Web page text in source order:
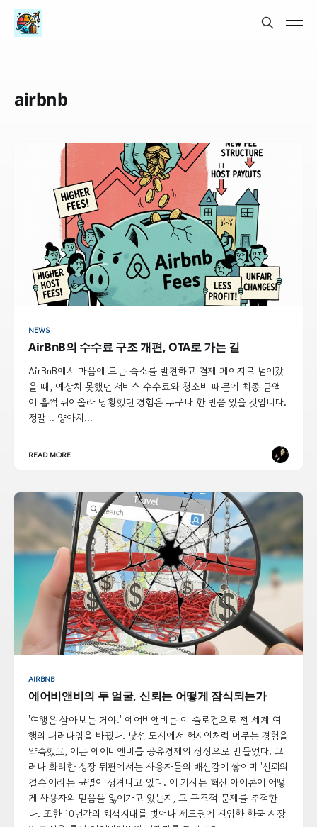
airbnb
NEWS
AirBnB의 수수료 구조 개편, OTA로 가는 길
AirBnB에서 마음에 드는 숙소를 발견하고 결제 페이지로 넘어갔
을 때, 예상치 못했던 서비스 수수료와 청소비 때문에 최종 금액
이 훌쩍 뛰어올라 당황했던 경험은 누구나 한 번쯤 있을 것입니다.
정말 .. 양아치...
READ MORE
AIRBNB
에어비앤비의 두 얼굴, 신뢰는 어떻게 잠식되는가
'여행은 살아보는 거야.' 에어비앤비는 이 슬로건으로 전 세계 여
행의 패러다임을 바꿨다. 낯선 도시에서 현지인처럼 머무는 경험을
약속했고, 이는 에어비앤비를 공유경제의 상징으로 만들었다. 그
러나 화려한 성장 뒤편에서는 사용자들의 배신감이 쌓이며 '신뢰의
결손'이라는 균열이 생겨나고 있다. 이 기사는 혁신 아이콘이 어떻
게 사용자의 믿음을 잃어가고 있는지, 그 구조적 문제를 추적한
다. 또한 10년간의 회색지대를 벗어나 제도권에 진입한 한국 시장